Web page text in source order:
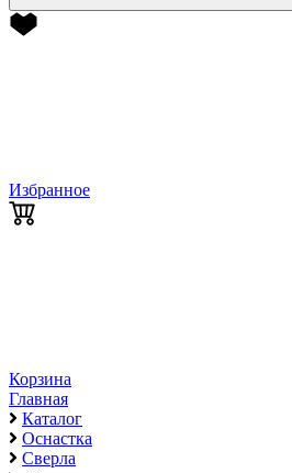
Избранное
Корзина
Главная
Каталог
Оснастка
Сверла